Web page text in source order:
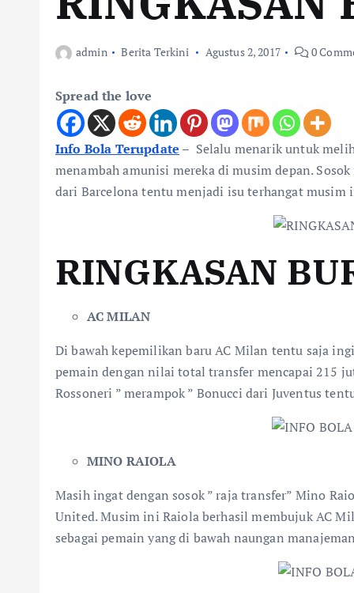
admin Berita Terkini Agustus 2, 2017 0
Spread the love
Info Bola Terupdate – Selalu menarik untuk
menambah amunisi mereka di musim depan.
dari Barcelona tentu menjadi isu terhangat musim
RINGKASAN
AC MILAN
Di bawah kepemilikan baru AC Milan tentu saja
pemain dengan nilai total transfer mencapai 215
Rossoneri ” merampok ” Bonucci dari Juventus
MINO RAIOLA
Masih ingat dengan sosok ” raja transfer” Mino
United. Musim ini Raiola berhasil membujuk AC
sebagai pemain yang di bawah naungan